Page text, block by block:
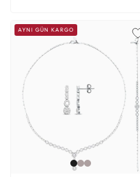
AYNI GÜN KARGO